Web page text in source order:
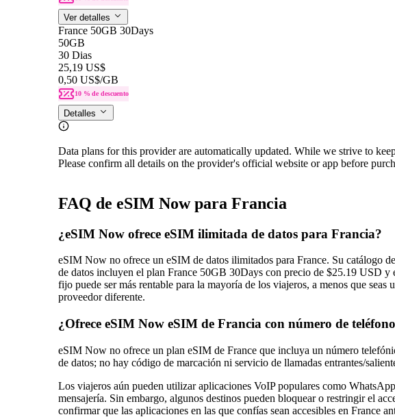
Ver detalles
France 50GB 30Days
50GB
30 Dias
25,19 US$
0,50 US$/GB
10 % de descuento
Detalles
Data plans for this provider are automatically updated. While we strive to
Please confirm all details on the provider's official website or app before
FAQ de eSIM Now para Francia
¿eSIM Now ofrece eSIM ilimitada de datos para Francia?
eSIM Now no ofrece un eSIM de datos ilimitados para France. Su catálogo
de datos incluyen el plan France 50GB 30Days con precio de $25.19 USD
fijo puede ser más rentable para la mayoría de los viajeros, a menos que
proveedor diferente.
¿Ofrece eSIM Now eSIM de Francia con número de
eSIM Now no ofrece un plan eSIM de France que incluya un número
de datos; no hay código de marcación ni servicio de llamadas entrantes/
Los viajeros aún pueden utilizar aplicaciones VoIP populares como
mensajería. Sin embargo, algunos destinos pueden bloquear o restringir el
confirmar que las aplicaciones en las que confías sean accesibles en France